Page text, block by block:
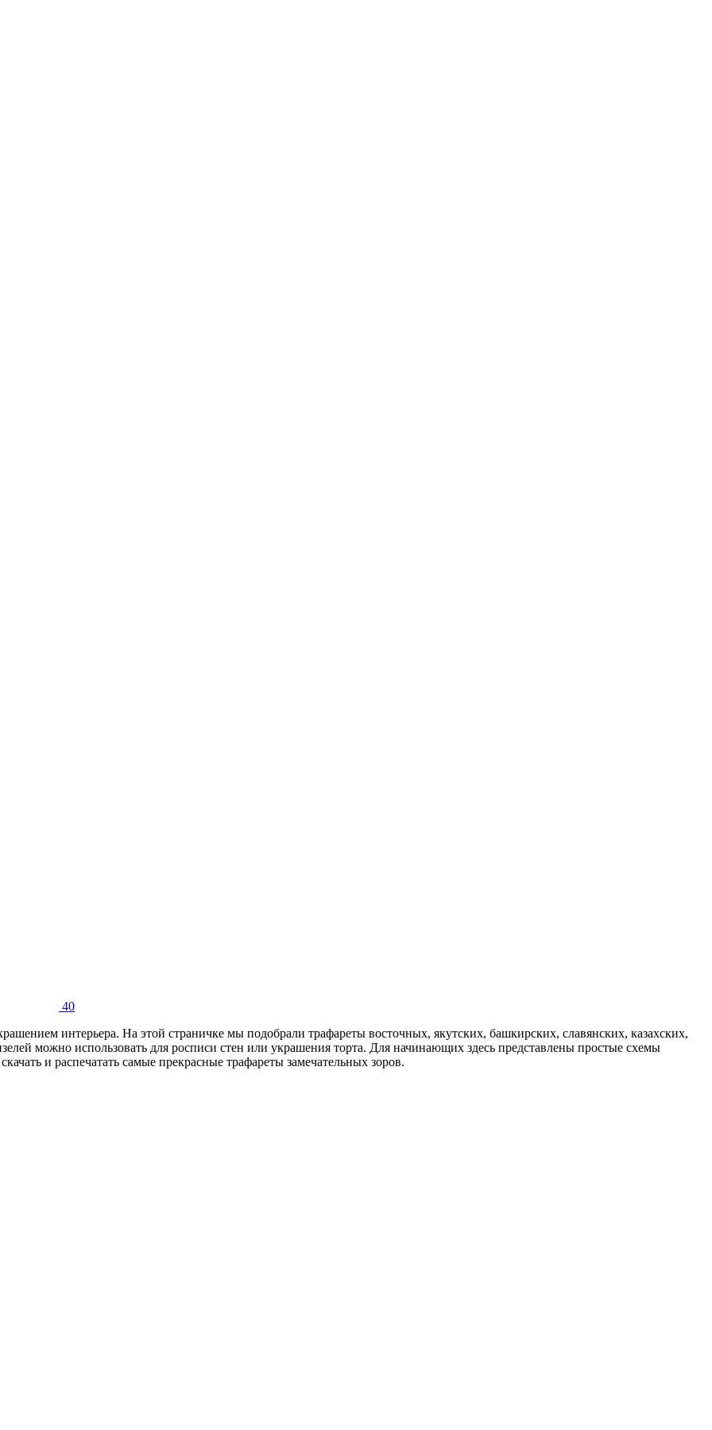
40
интерьера. На этой страничке мы подобрали трафареты восточных, якутских, башкирских, славянских, казахских,
можно использовать для росписи стен или украшения торта. Для начинающих здесь представлены простые схемы
и распечатать самые прекрасные трафареты замечательных зоров.